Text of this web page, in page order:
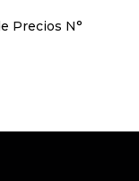
Precios N°